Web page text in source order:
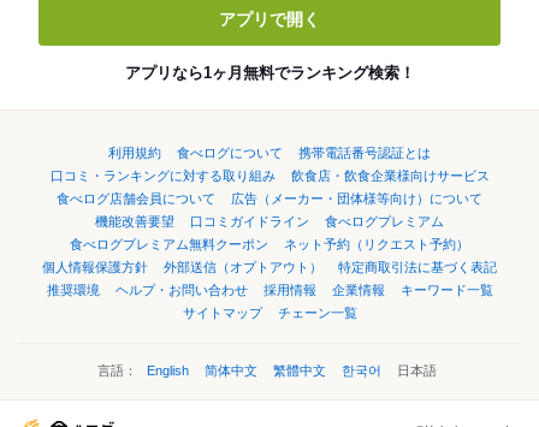
アプリで開く
アプリなら1ヶ月無料でランキング検索！
利用規約 食べログについて
携帯電話番号認証とは
口コミ・ランキングに対する取り組み
飲食店・飲食企業様向けサービス
食べログ店舗会員について
広告（メーカー・団体様等向け）について
機能改善要望
口コミガイドライン
食べログプレミアム
食べログプレミアム無料クーポン
ネット予約（リクエスト予約）
個人情報保護方針
外部送信（オプトアウト）
特定商取引法に基づく表記
推奨環境
ヘルプ・お問い合わせ 採用情報 企業情報
キーワード一覧
サイトマップ
チェーン一覧
言語： English 简体中文 繁體中文 한국어 日本語